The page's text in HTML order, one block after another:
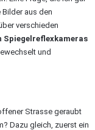
aus den
verschieden
Spiegelreflexkameras
und
Strasse geraubt
Dazu gleich, zuerst ein